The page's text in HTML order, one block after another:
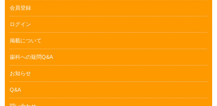
会員登録
ログイン
掲載について
歯科への疑問Q&A
お知らせ
Q&A